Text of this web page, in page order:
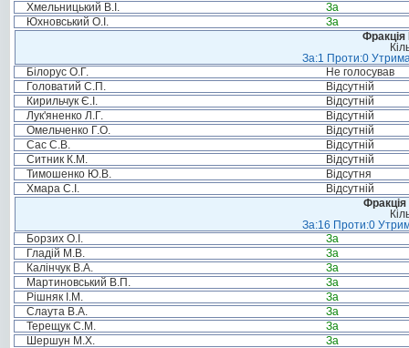
Хмельницький В.І.
За
Юхновський О.І.
За
За:1 Проти:0
Білорус О.Г.
Не голосував
Головатий С.П.
Відсутній
Кирильчук Є.І.
Відсутній
Лук'яненко Л.Г.
Відсутній
Омельченко Г.О.
Відсутній
Сас С.В.
Відсутній
Ситник К.М.
Відсутній
Тимошенко Ю.В.
Відсутня
Хмара С.І.
Відсутній
Фракція
За:16 Проти:0
Борзих О.І.
За
Гладій М.В.
За
Калінчук В.А.
За
Мартиновський В.П.
За
Рішняк І.М.
За
Слаута В.А.
За
Терещук С.М.
За
Шершун М.Х.
За